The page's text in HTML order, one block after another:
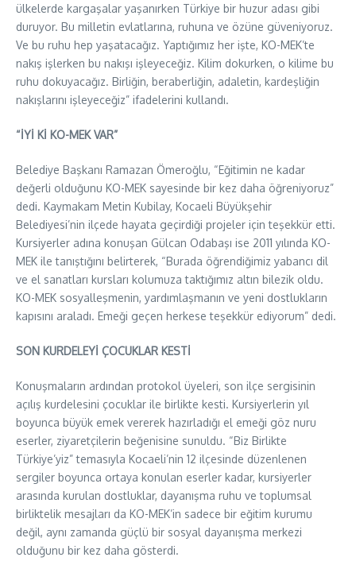
ülkelerde kargaşalar yaşanırken Türkiye bir huzur adası gibi
duruyor. Bu milletin evlatlarına, ruhuna ve özüne güveniyoruz.
Ve bu ruhu hep yaşatacağız. Yaptığımız her işte, KO-MEK’te
nakış işlerken bu nakışı işleyeceğiz. Kilim dokurken, o kilime bu
ruhu dokuyacağız. Birliğin, beraberliğin, adaletin, kardeşliğin
nakışlarını işleyeceğiz” ifadelerini kullandı.
“İYİ Kİ KO-MEK VAR”
Belediye Başkanı Ramazan Ömeroğlu, “Eğitimin ne kadar
değerli olduğunu KO-MEK sayesinde bir kez daha öğreniyoruz”
dedi. Kaymakam Metin Kubilay, Kocaeli Büyükşehir
Belediyesi’nin ilçede hayata geçirdiği projeler için teşekkür etti.
Kursiyerler adına konuşan Gülcan Odabaşı ise 2011 yılında KO-
MEK ile tanıştığını belirterek, “Burada öğrendiğimiz yabancı dil
ve el sanatları kursları kolumuza taktığımız altın bilezik oldu.
KO-MEK sosyalleşmenin, yardımlaşmanın ve yeni dostlukların
kapısını araladı. Emeği geçen herkese teşekkür ediyorum” dedi.
SON KURDELEYİ ÇOCUKLAR KESTİ
Konuşmaların ardından protokol üyeleri, son ilçe sergisinin
açılış kurdelesini çocuklar ile birlikte kesti. Kursiyerlerin yıl
boyunca büyük emek vererek hazırladığı el emeği göz nuru
eserler, ziyaretçilerin beğenisine sunuldu. “Biz Birlikte
Türkiye’yiz” temasıyla Kocaeli’nin 12 ilçesinde düzenlenen
sergiler boyunca ortaya konulan eserler kadar, kursiyerler
arasında kurulan dostluklar, dayanışma ruhu ve toplumsal
birliktelik mesajları da KO-MEK’in sadece bir eğitim kurumu
değil, aynı zamanda güçlü bir sosyal dayanışma merkezi
olduğunu bir kez daha gösterdi.